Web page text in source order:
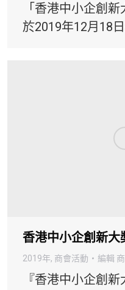
「香港中小企創
於2019年12月18
香港中小企創新大
2019年, 商會活動 編輯
『香港中小企創